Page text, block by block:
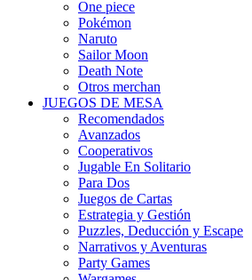
One piece
Pokémon
Naruto
Sailor Moon
Death Note
Otros merchan
JUEGOS DE MESA
Recomendados
Avanzados
Cooperativos
Jugable En Solitario
Para Dos
Juegos de Cartas
Estrategia y Gestión
Puzzles, Deducción y Escape
Narrativos y Aventuras
Party Games